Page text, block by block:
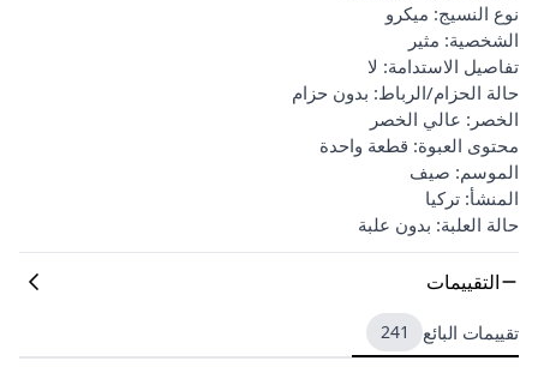
نوع النسيج: ميكرو
الشخصية: مثير
تفاصيل الاستدامة: لا
حالة الحزام/الرباط: بدون حزام
الخصر: عالي الخصر
محتوى العبوة: قطعة واحدة
الموسم: صيف
المنشأ: تركيا
حالة العلبة: بدون علبة
التقييمات
تقييمات البائع 241